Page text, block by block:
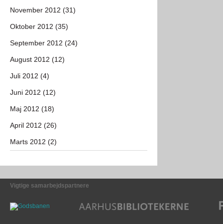
November 2012 (31)
Oktober 2012 (35)
September 2012 (24)
August 2012 (12)
Juli 2012 (4)
Juni 2012 (12)
Maj 2012 (18)
April 2012 (26)
Marts 2012 (2)
Vigtige samarbejdspartnere